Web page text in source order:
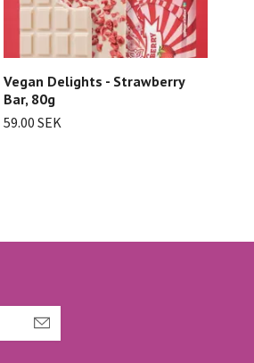
Vegan Delights - Strawberry
Bar, 80g
59.00 SEK